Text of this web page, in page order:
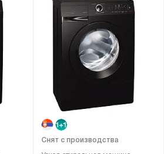
Снят с производства